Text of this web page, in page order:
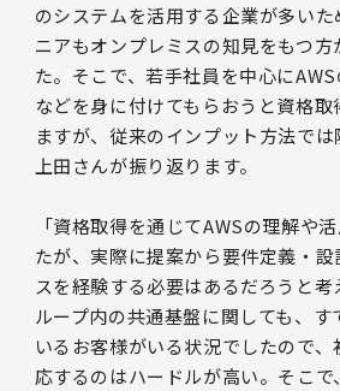
のシステムを活用する企業が多い
ニアもオンプレミスの知見をもつ
た。そこで、若手社員を中心に
などを身に付けてもらおうと資格
ますが、従来のインプット方法で
上田さんが振り返ります。
「資格取得を通じてAWSの理解や
たが、実際に提案から要件定義・
スを経験する必要はあるだろうと
ループ内の共通基盤に関しても、
いるお客様がいる状況でしたので
応するのはハードルが高い。そこ